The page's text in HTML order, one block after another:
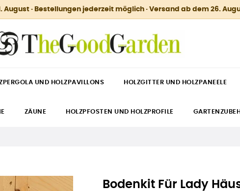
August · Bestellungen jederzeit möglich · Versand ab dem 26.
UND HOLZPAVILLONS HOLZGITTER UND HOLZPANEELE
ZÄUNE HOLZPFOSTEN UND HOLZPROFILE
Bodenkit Für Lady